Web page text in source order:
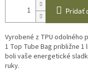
Pridať
Vyrobené z TPU odolného
1 Top Tube Bag približne
boli vaše energetické
ruky.